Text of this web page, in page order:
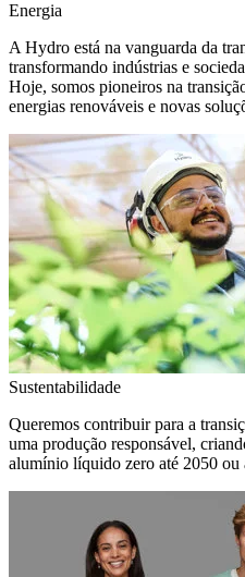
Energia
A Hydro está na vanguarda da
transformando indústrias e
Hoje, somos pioneiros na
energias renováveis e novas
Sustentabilidade
Queremos contribuir para a
uma produção responsável,
alumínio líquido zero até 2050 ou